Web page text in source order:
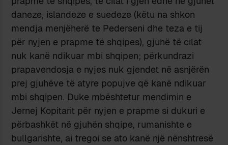
daneze, islandeze e suedeze (këtu na shkon
mendja menjëherë te Pederseni dhe teza e tij
për nyjen e prapme të shqipes), gjuhë të cilat
nuk kanë ndikuar mbi shqipen; përkundrazi
prapavendosja e nyjes nuk gjendet në asnjërën
prej gjuhëve të atyre popujve që kanë ndikuar
mbi shqipen. Duke mbështetur mendimin e
Jernej Kopitarit për nyjen e prapme si dukuri e
përbashkët në gjuhën shqipe, rumanishte e
bullgarishte, ai tregoi se ato kanë një nënshtresë